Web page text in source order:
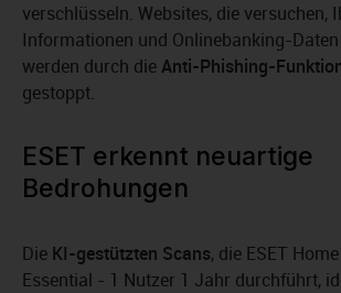
verschlüsseln. Websites, die versuchen,
Informationen und Onlinebanking-
werden durch dieAnti-Phishing-
gestoppt.
ESET erkennt neuartige
Bedrohungen
Die KI-gestützten Scans, die ESET
Essential - 1 Nutzer 1 Jahr durchführt,